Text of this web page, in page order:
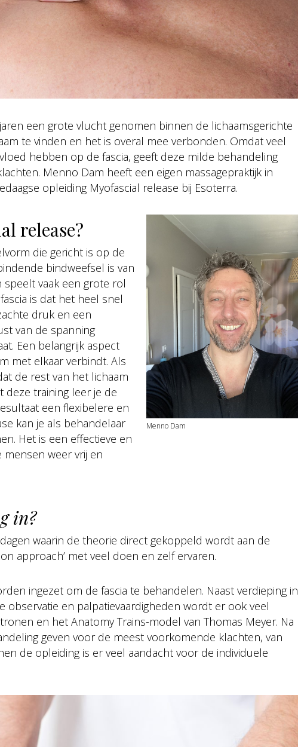
een grote vlucht genomen binnen de lichaamsgerichte
te vinden en het is overal mee verbonden. Omdat veel
hebben op de fascia, geeft deze milde behandeling
Menno Dam heeft een eigen massagepraktijk in
opleiding Myofascial release bij Esoterra.
release?
die gericht is op de
bindweefsel is van
vaak een grote rol
is dat het heel snel
druk en een
van de spanning
Een belangrijk aspect
met elkaar verbindt. Als
de rest van het lichaam
deze training leer je de
een flexibelere en
kan je als behandelaar
Het is een effectieve en
weer vrij en
Menno Dam
in?
waarin de theorie direct gekoppeld wordt aan de
approach’ met veel doen en zelf ervaren.
ingezet om de fascia te behandelen. Naast verdieping in
observatie en palpatievaardigheden wordt er ook veel
en het Anatomy Trains-model van Thomas Meyer. Na
geven voor de meest voorkomende klachten, van
de opleiding is er veel aandacht voor de individuele